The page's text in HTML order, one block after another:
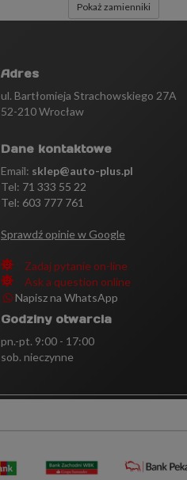
Pokaż zamienniki
Adres
ul. Bartłomieja Strachowskiego 27A
52-210 Wrocław
Dane kontaktowe
Email: sklep@auto-plus.pl
Tel: 71 333 55 22
Tel: 603 777 761
Sprawdź opinie w Google
Zadaj pytanie on-line
Ask a question online
Napisz na WhatsApp
Godziny otwarcia
pn.-pt. 9:00 - 17:00
sob. nieczynne